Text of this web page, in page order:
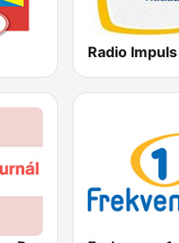
Radio Impuls